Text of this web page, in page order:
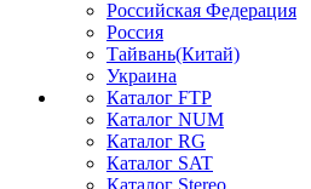
Российская Федерация
Россия
Тайвань(Китай)
Украина
Каталог FTP
Каталог NUM
Каталог RG
Каталог SAT
Каталог Stereo